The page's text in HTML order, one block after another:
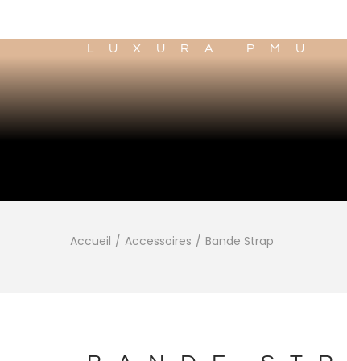
LUXURA PMU
Accueil / Accessoires / Bande Strap